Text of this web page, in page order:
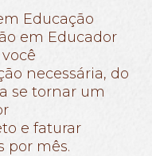
Educação
em Educador
necessária, do
se tornar um
e faturar
por mês.